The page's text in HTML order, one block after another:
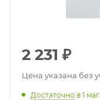
2 231 ₽
Цена указана без
Достаточно в 1